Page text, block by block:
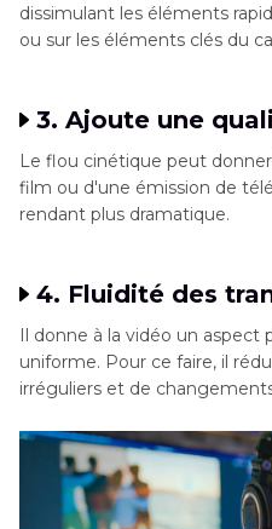
dissimulant les éléments
ou sur les éléments clés du
3. Ajoute une
Le flou cinétique peut
film ou d'une émission de
rendant plus dramatique.
4. Fluidité des
Il donne à la vidéo un aspect
uniforme. Pour ce faire, il
irréguliers et de